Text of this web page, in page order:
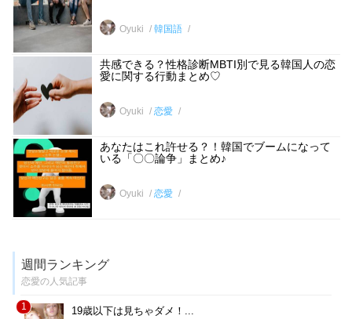
Oyuki 韓国語
共感できる？性格診断MBTI別で見る韓国人の恋
愛に関する行動まとめ♡
Oyuki 恋愛
あなたはこれ許せる？！韓国でブームになって
いる「〇〇論争」まとめ♪
Oyuki 恋愛
週間ランキング
恋愛の人気記事
1 19歳以下は見ちゃダメ！...